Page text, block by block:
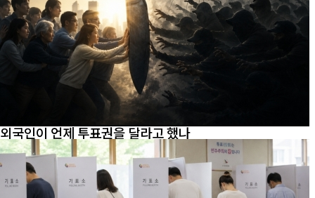
외국인이 언제 투표권을 달라고 했나